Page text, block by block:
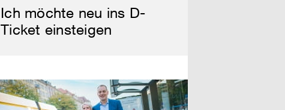
Ich möchte neu ins D-
Ticket einsteigen